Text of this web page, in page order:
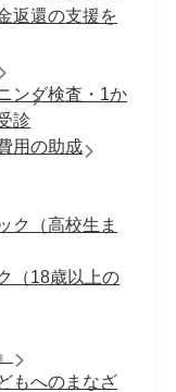
返還の支援を
ング検査・1か
診
用の助成
ク（高校生ま
（18歳以上の
もへのまなざ